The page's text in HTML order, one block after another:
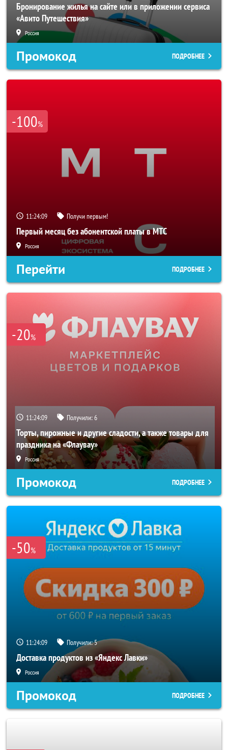
Бронирование жилья на сайте или в приложении сервиса
«Авито Путешествия»
Россия
Промокод ПОДРОБНЕЕ
-100%
11:24:06 Получи первым!
Первый месяц без абонентской платы в МТС
Россия
Перейти ПОДРОБНЕЕ
-20%
11:24:06 Получили:6
Торты, пирожные и другие сладости, а также товары для
праздника на «Флаувау»
Россия
Промокод ПОДРОБНЕЕ
-50%
11:24:06 Получили:5
Доставка продуктов из «Яндекс Лавки»
Россия
Промокод ПОДРОБНЕЕ